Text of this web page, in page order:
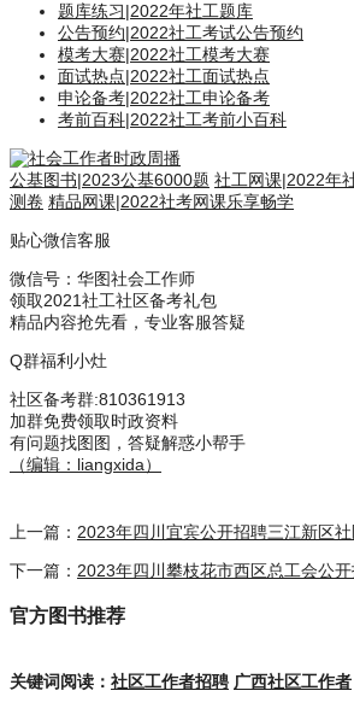
题库练习|2022年社工题库
公告预约|2022社工考试公告预约
模考大赛|2022社工模考大赛
面试热点|2022社工面试热点
申论备考|2022社工申论备考
考前百科|2022社工考前小百科
公基图书|2023公基6000题 社工网课|2022年
测卷 精品网课|2022社考网课乐享畅学
贴心微信客服
微信号： 华图社会工作师
领取2021社工社区备考礼包
精品内容抢先看，专业客服答疑
Q群福利小灶
社区备考群:810361913
加群免费领取时政资料
有问题找图图，答疑解惑小帮手
（编辑：liangxida）
上一篇： 2023年四川宜宾公开招聘三江新区
下一篇： 2023年四川攀枝花市西区总工会公
官方图书推荐
关键词阅读： 社区工作者招聘 广西社区工作者